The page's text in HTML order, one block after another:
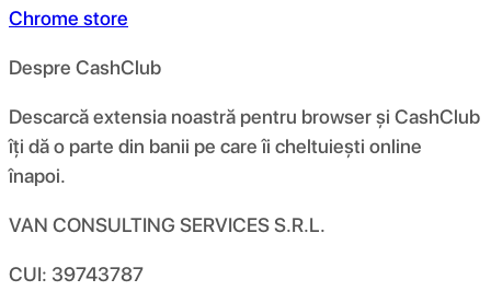
Chrome store
Despre CashClub
Descarcă extensia noastră pentru browser și CashClub
îți dă o parte din banii pe care îi cheltuiești online
înapoi.
VAN CONSULTING SERVICES S.R.L.
CUI: 39743787